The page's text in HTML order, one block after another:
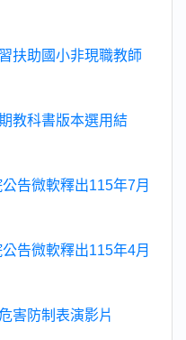
扶助國小非現職教師
教科書版本選用結
告微軟釋出115年7月
告微軟釋出115年4月
害防制表演影片